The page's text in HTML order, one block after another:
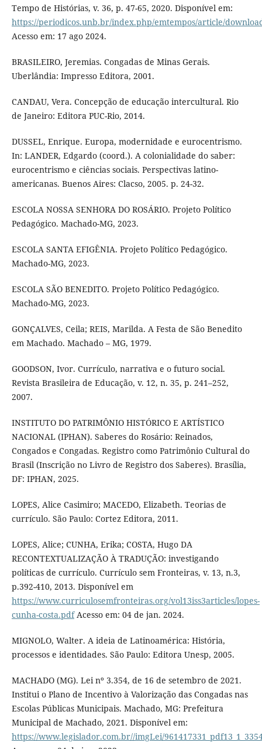
Tempo de Histórias, v. 36, p. 47-65, 2020. Disponível em:
https://periodicos.unb.br/index.php/emtempos/article/
Acesso em: 17 ago 2024.
BRASILEIRO, Jeremias. Congadas de Minas Gerais.
Uberlândia: Impresso Editora, 2001.
CANDAU, Vera. Concepção de educação intercultural. Rio
de Janeiro: Editora PUC-Rio, 2014.
DUSSEL, Enrique. Europa, modernidade e eurocentrismo.
In: LANDER, Edgardo (coord.). A colonialidade do saber:
eurocentrismo e ciências sociais. Perspectivas latino-
americanas. Buenos Aires: Clacso, 2005. p. 24-32.
ESCOLA NOSSA SENHORA DO ROSÁRIO. Projeto Político
Pedagógico. Machado-MG, 2023.
ESCOLA SANTA EFIGÊNIA. Projeto Político Pedagógico.
Machado-MG, 2023.
ESCOLA SÃO BENEDITO. Projeto Político Pedagógico.
Machado-MG, 2023.
GONÇALVES, Ceila; REIS, Marilda. A Festa de São Benedito
em Machado. Machado – MG, 1979.
GOODSON, Ivor. Currículo, narrativa e o futuro social.
Revista Brasileira de Educação, v. 12, n. 35, p. 241–252,
2007.
INSTITUTO DO PATRIMÔNIO HISTÓRICO E ARTÍSTICO
NACIONAL (IPHAN). Saberes do Rosário: Reinados,
Congados e Congadas. Registro como Patrimônio Cultural do
Brasil (Inscrição no Livro de Registro dos Saberes). Brasília,
DF: IPHAN, 2025.
LOPES, Alice Casimiro; MACEDO, Elizabeth. Teorias de
currículo. São Paulo: Cortez Editora, 2011.
LOPES, Alice; CUNHA, Erika; COSTA, Hugo DA
RECONTEXTUALIZAÇÃO À TRADUÇÃO: investigando
políticas de currículo. Currículo sem Fronteiras, v. 13, n.3,
p.392-410, 2013. Disponível em
https://www.curriculosemfronteiras.org/vol13iss3articles/lopes-
cunha-costa.pdfAcesso em: 04 de jan. 2024.
MIGNOLO, Walter. A ideia de Latinoamérica: História,
processos e identidades. São Paulo: Editora Unesp, 2005.
MACHADO (MG). Lei nº 3.354, de 16 de setembro de 2021.
Institui o Plano de Incentivo à Valorização das Congadas nas
Escolas Públicas Municipais. Machado, MG: Prefeitura
Municipal de Machado, 2021. Disponível em:
https://www.legislador.com.br//imgLei/